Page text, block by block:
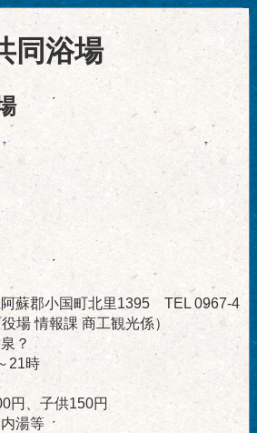
同浴場
蘇郡小国町北里1395 TEL 0967-4
場 情報課 商工観光係）
？
21時
、子供150円
湯等